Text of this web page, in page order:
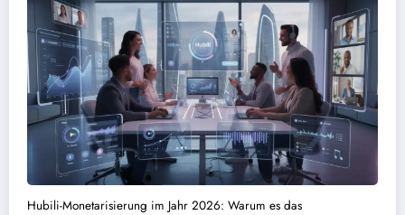
Hubili-Monetarisierung im Jahr 2026: Warum es das